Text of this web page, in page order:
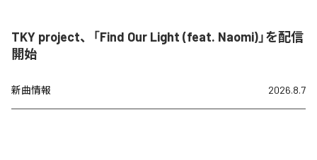
TKY project、「Find Our Light (feat. Naomi)」を配信
開始
新曲情報 2026.8.7